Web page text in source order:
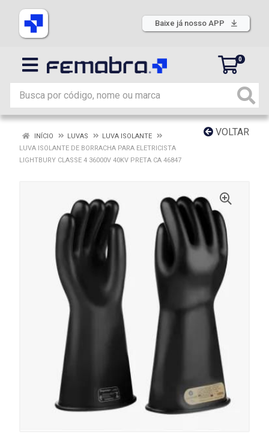
Baixe já nosso APP
0
VOLTAR
INÍCIO LUVAS
LUVA ISOLANTE
LUVA ISOLANTE DE BORRACHA PARA ELETRICISTA
LIGHTBURY CLASSE 4 36000V 40KV PRETA CA 46847